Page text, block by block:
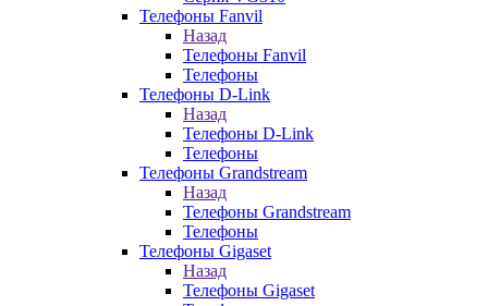
Телефоны Fanvil
Назад
Телефоны Fanvil
Телефоны
Телефоны D-Link
Назад
Телефоны D-Link
Телефоны
Телефоны Grandstream
Назад
Телефоны Grandstream
Телефоны
Телефоны Gigaset
Назад
Телефоны Gigaset